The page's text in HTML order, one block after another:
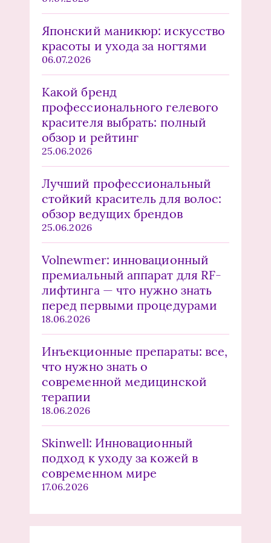
Японский маникюр: искусство
красоты и ухода за ногтями
06.07.2026
Какой бренд
профессионального гелевого
красителя выбрать: полный
обзор и рейтинг
25.06.2026
Лучший профессиональный
стойкий краситель для волос:
обзор ведущих брендов
25.06.2026
Volnewmer: инновационный
премиальный аппарат для RF-
лифтинга — что нужно знать
перед первыми процедурами
18.06.2026
Инъекционные препараты: все,
что нужно знать о
современной медицинской
терапии
18.06.2026
Skinwell: Инновационный
подход к уходу за кожей в
современном мире
17.06.2026